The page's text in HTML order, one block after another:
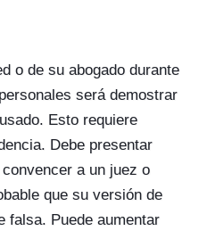
o de su abogado durante
será demostrar
Esto requiere
Debe presentar
a un juez o
que su versión de
falsa. Puede aumentar